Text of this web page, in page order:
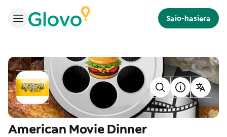
Saio-hasiera
American Movie Dinner